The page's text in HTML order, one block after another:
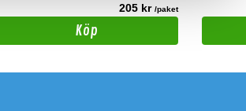
205 kr /paket
Köp